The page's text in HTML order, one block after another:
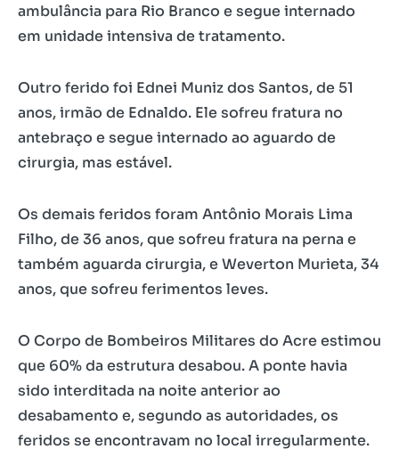
ambulância para Rio Branco e segue internado
em unidade intensiva de tratamento.
Outro ferido foi Ednei Muniz dos Santos, de 51
anos, irmão de Ednaldo. Ele sofreu fratura no
antebraço e segue internado ao aguardo de
cirurgia, mas estável.
Os demais feridos foram Antônio Morais Lima
Filho, de 36 anos, que sofreu fratura na perna e
também aguarda cirurgia, e Weverton Murieta, 34
anos, que sofreu ferimentos leves.
O Corpo de Bombeiros Militares do Acre estimou
que 60% da estrutura desabou. A ponte havia
sido interditada na noite anterior ao
desabamento e, segundo as autoridades, os
feridos se encontravam no local irregularmente.